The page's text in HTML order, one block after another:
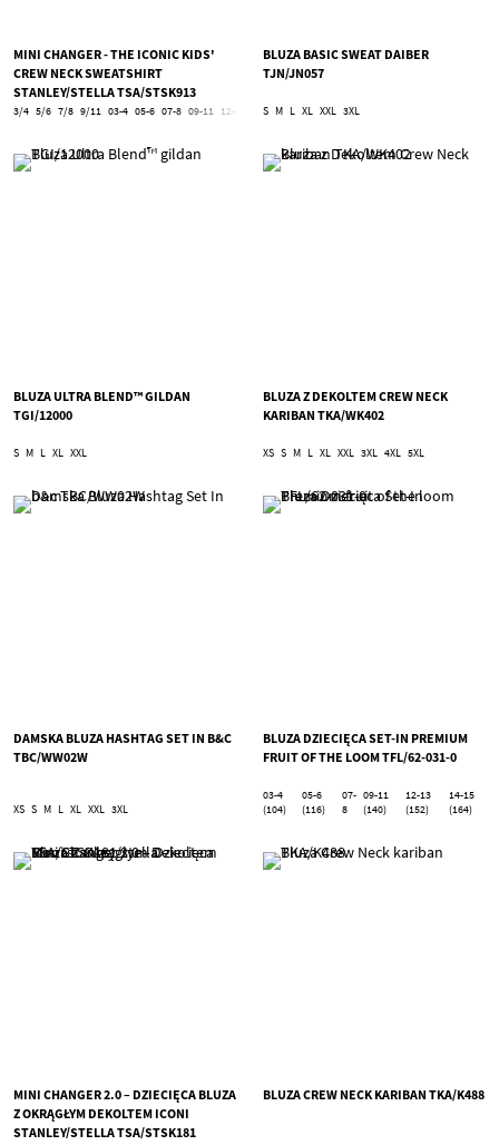
MINI CHANGER - THE ICONIC KIDS'
CREW NECK SWEATSHIRT
STANLEY/STELLA TSA/STSK913
3/4 5/6 7/8 9/11 03-4 05-6 07-8 09-11 12-14 12/14 12-18
BLUZA BASIC SWEAT DAIBER
TJN/JN057
S M L XL XXL 3XL
BLUZA ULTRA BLEND™ GILDAN
TGI/12000
S M L XL XXL
BLUZA Z DEKOLTEM CREW NECK
KARIBAN TKA/WK402
XS S M L XL XXL 3XL 4XL 5XL
DAMSKA BLUZA HASHTAG SET IN B&C
TBC/WW02W
XS S M L XL XXL 3XL
BLUZA DZIECIĘCA SET-IN PREMIUM
FRUIT OF THE LOOM TFL/62-031-0
03-4
(104)
05-6
(116)
07-
8
09-11
(140)
12-13
(152)
14-15
(164)
MINI CHANGER 2.0 – DZIECIĘCA BLUZA
Z OKRĄGŁYM DEKOLTEM ICONI
STANLEY/STELLA TSA/STSK181
BLUZA CREW NECK KARIBAN TKA/K488